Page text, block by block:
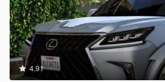
4.91